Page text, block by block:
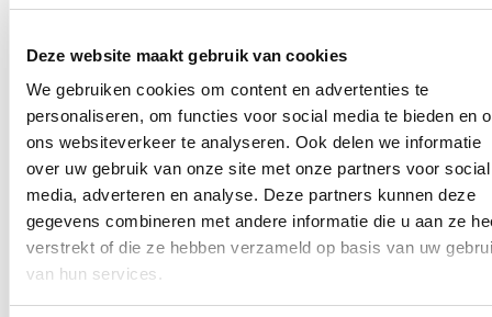
Deze website maakt gebruik van cookies
We gebruiken cookies om content en advertenties te
personaliseren, om functies voor social media te bieden en
ons websiteverkeer te analyseren. Ook delen we informatie
over uw gebruik van onze site met onze partners voor social
media, adverteren en analyse. Deze partners kunnen deze
gegevens combineren met andere informatie die u aan ze
verstrekt of die ze hebben verzameld op basis van uw
van hun services.
Kom deze (zonne)brillen
passen in onze winkel